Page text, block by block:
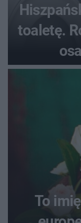
toaletę.
To